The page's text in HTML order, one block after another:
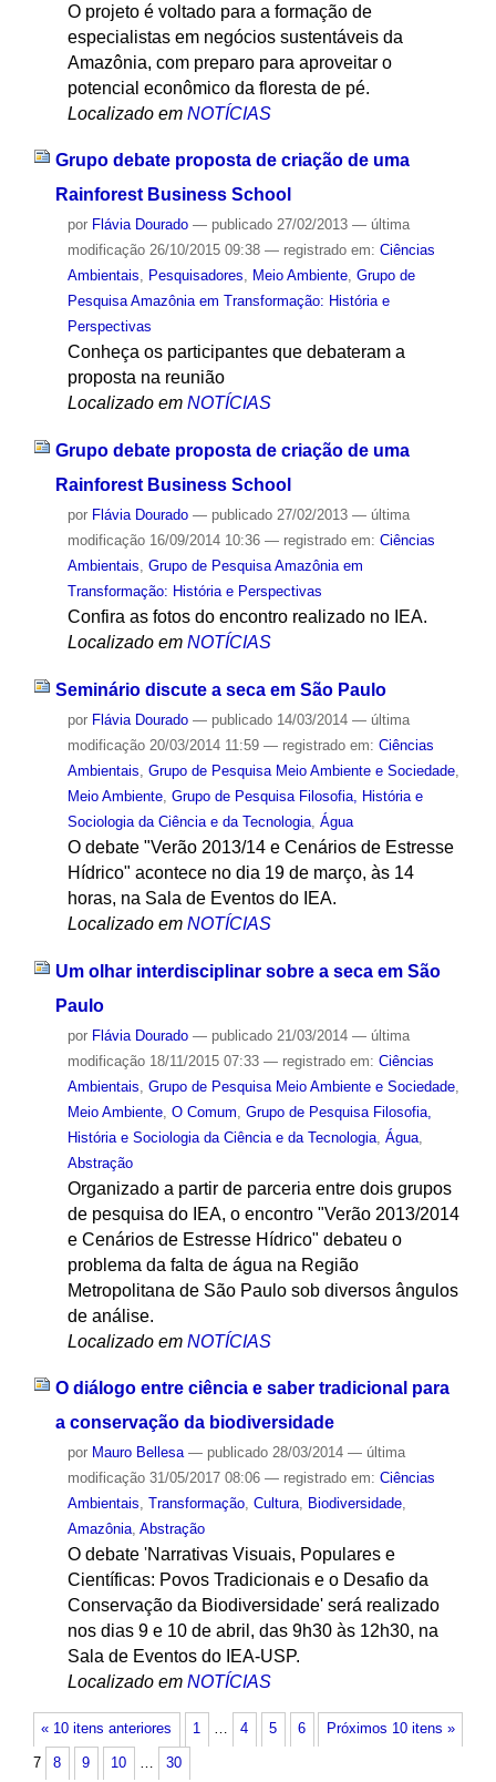
O projeto é voltado para a formação de
especialistas em negócios sustentáveis da
Amazônia, com preparo para aproveitar o
potencial econômico da floresta de pé.
Localizado em NOTÍCIAS
Grupo debate proposta de criação de uma
Rainforest Business School
por Flávia Dourado — publicado27/02/2013 — última
modificação26/10/2015 09:38 — registrado em: Ciências
Ambientais, Pesquisadores, Meio Ambiente, Grupo de
Pesquisa Amazônia em Transformação: História e
Perspectivas
Conheça os participantes que debateram a
proposta na reunião
Localizado em NOTÍCIAS
Grupo debate proposta de criação de uma
Rainforest Business School
por Flávia Dourado — publicado27/02/2013 — última
modificação16/09/2014 10:36 — registrado em: Ciências
Ambientais, Grupo de Pesquisa Amazônia em
Transformação: História e Perspectivas
Confira as fotos do encontro realizado no IEA.
Localizado em NOTÍCIAS
Seminário discute a seca em São Paulo
por Flávia Dourado — publicado14/03/2014 — última
modificação20/03/2014 11:59 — registrado em: Ciências
Ambientais Grupo de Pesquisa Meio Ambiente e Sociedade,
Meio Ambiente, Grupo de Pesquisa Filosofia, História e
Sociologia da Ciência e da Tecnologia, Água
O debate "Verão 2013/14 e Cenários de Estresse
Hídrico" acontece no dia 19 de março, às 14
horas, na Sala de Eventos do IEA.
Localizado em NOTÍCIAS
Um olhar interdisciplinar sobre a seca em São
Paulo
por Flávia Dourado — publicado21/03/2014 — última
modificação18/11/2015 07:33 — registrado em: Ciências
Ambientais Grupo de Pesquisa Meio Ambiente e Sociedade,
Meio Ambiente, O Comum Grupo de Pesquisa Filosofia,
História e Sociologia da Ciência e da Tecnologia, Água,
Abstração
Organizado a partir de parceria entre dois grupos
de pesquisa do IEA, o encontro "Verão 2013/2014
e Cenários de Estresse Hídrico" debateu o
problema da falta de água na Região
Metropolitana de São Paulo sob diversos ângulos
de análise.
Localizado em NOTÍCIAS
O diálogo entre ciência e saber tradicional para
a conservação da biodiversidade
por Mauro Bellesa — publicado28/03/2014 — última
modificação31/05/2017 08:06 — registrado em: Ciências
Ambientais, Transformação, Cultura, Biodiversidade,
Amazônia, Abstração
O debate 'Narrativas Visuais, Populares e
Científicas: Povos Tradicionais e o Desafio da
Conservação da Biodiversidade' será realizado
nos dias 9 e 10 de abril, das 9h30 às 12h30, na
Sala de Eventos do IEA-USP.
Localizado em NOTÍCIAS
« 10 itens anteriores Próximos 10 itens »
1 … 4 5 6
7 8 9 10 … 30